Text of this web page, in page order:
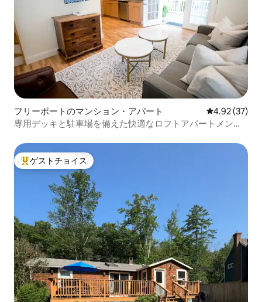
フリーポートのマンション・アパート レビュー37
4.92 (37)
専用デッキと駐車場を備えた快適なロフトアパートメン
大好評のゲストチョイスです。
ゲストチョイス